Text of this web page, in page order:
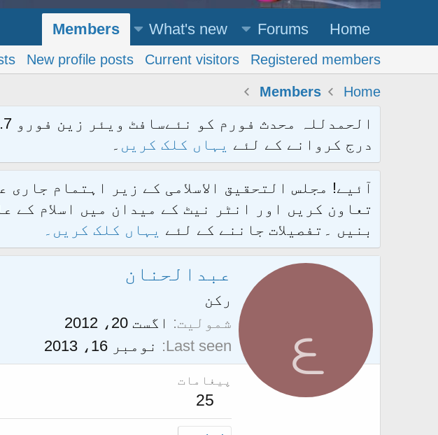
Home
Forums
What's new
Members
Registered members
Current visitors
New profile posts
Home
Members
درج کروانے کے لئے یہاں کلک کریں ۔
آئیے! مجلس التحقیق الاسلامی کے زیر اہتمام
تعاون کریں اور انٹر نیٹ کے میدان میں اسلام کے
بنیں ۔تفصیلات جاننے کے لئے یہاں کلک کریں۔
ع
عبدالحنان
رکن
شمولیت
اگست 20، 2012
Last seen
نومبر 16، 2013
پیغامات
25